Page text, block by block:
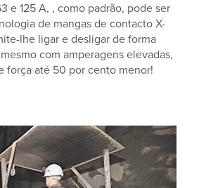
e 125 A, , como padrão, pode ser
de mangas de contacto X-
lhe ligar e desligar de forma
com amperagens elevadas,
força até 50 por cento menor!